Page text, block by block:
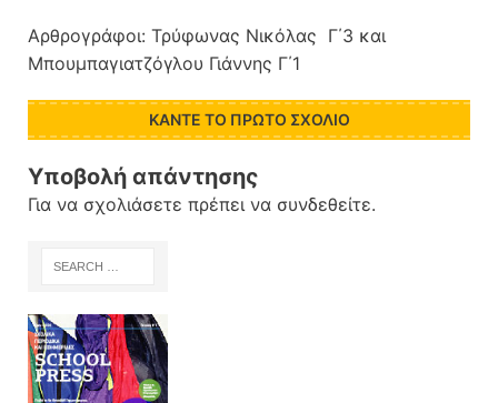
Αρθρογράφοι: Τρύφωνας Νικόλας Γ΄3 και
Μπουμπαγιατζόγλου Γιάννης Γ΄1
ΚΆΝΤΕ ΤΟ ΠΡΏΤΟ ΣΧΌΛΙΟ
Υποβολή απάντησης
Για να σχολιάσετε πρέπει να συνδεθείτε.